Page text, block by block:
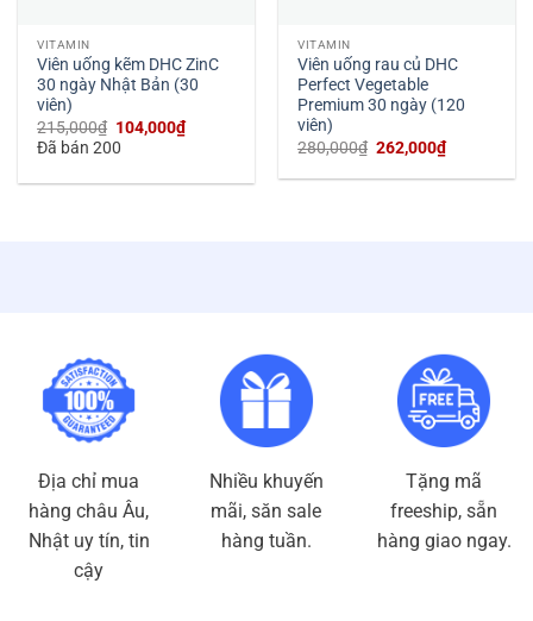
VITAMIN
Viên uống kẽm DHC ZinC
30 ngày Nhật Bản (30
viên)
215,000₫ Giá
gốc
là:
104,000₫Giá
hiện
104,000₫.
Đã bán 200
VITAMIN
Viên uống rau củ DHC
Perfect Vegetable
Premium 30 ngày (120
viên)
280,000₫ Giá
là:
262,000₫Giá
hiện
tại
Địa chỉ mua
hàng châu Âu,
Nhật uy tín, tin
cậy
Nhiều khuyến
mãi, săn sale
hàng tuần.
Tặng mã
freeship, sẵn
hàng giao ngay.